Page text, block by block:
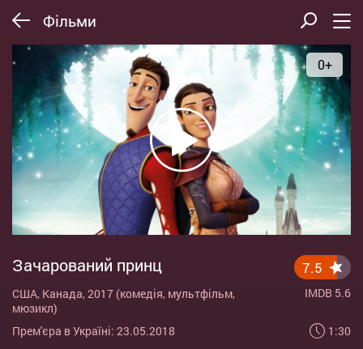
Фільми
0+
Зачарований принц
США, Канада, 2017 (комедія, мультфільм,
мюзикл)
Прем'єра в Україні: 23.05.2018
7.5
IMDB 5.6
1:30